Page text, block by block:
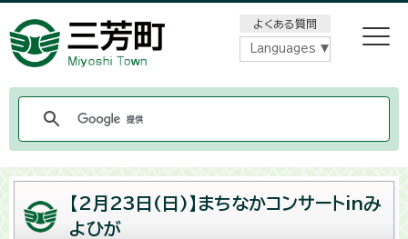
よくある質問
Languages
【2月23日(日)】まちなかコンサートinみ
よひが